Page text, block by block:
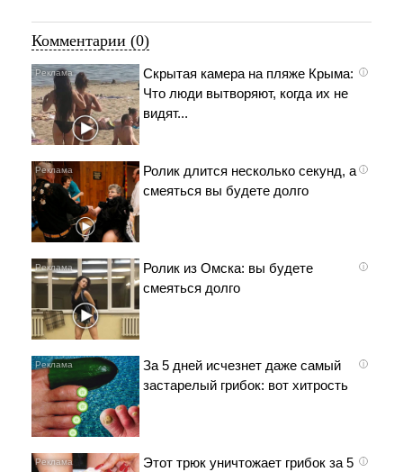
Комментарии (0)
i
Скрытая камера на пляже Крыма:
Что люди вытворяют, когда их не
видят...
i
Ролик длится несколько секунд, а
смеяться вы будете долго
i
Ролик из Омска: вы будете
смеяться долго
i
За 5 дней исчезнет даже самый
застарелый грибок: вот хитрость
i
Этот трюк уничтожает грибок за 5